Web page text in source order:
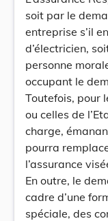
soit par le
entreprise s’il
d’électricien,
personne
occupant le
Toutefois, pour
ou celles de
charge,
pourra
l’assurance
En outre, le
cadre d’une
spéciale, des